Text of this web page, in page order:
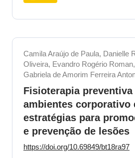
Camila Araújo de Paula, Danielle
Oliveira, Evandro Rogério
Gabriela de Amorim Ferreira
Fisioterapia preventiva
ambientes corporativo
estratégias para
e prevenção de lesões
https://doi.org/10.69849/bt18ra97